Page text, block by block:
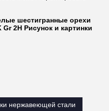
шестигранные орехи
Gr 2H Рисунок и картинки
нержавеющей стали